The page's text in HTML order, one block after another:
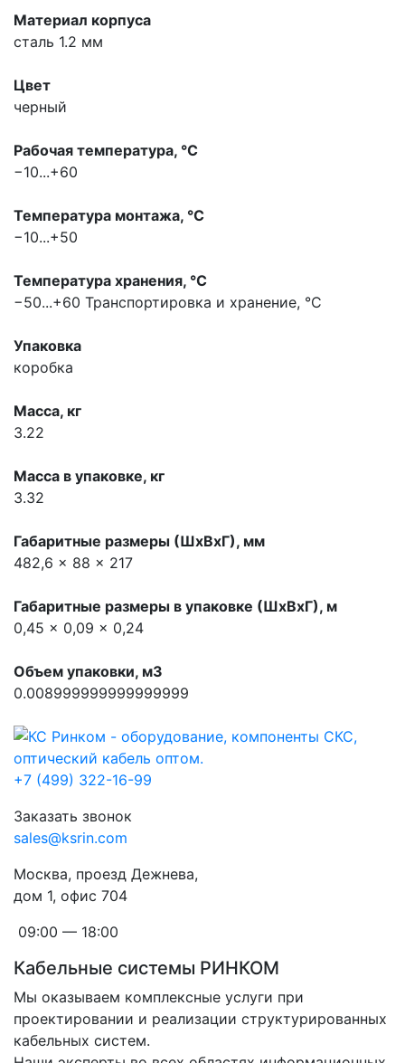
Материал корпуса
сталь 1.2 мм
Цвет
черный
Рабочая температура, °С
−10...+60
Температура монтажа, °С
−10...+50
Температура хранения, °С
−50...+60 Транспортировка и хранение, °С
Упаковка
коробка
Масса, кг
3.22
Масса в упаковке, кг
3.32
Габаритные размеры (ШхВхГ), мм
482,6 x 88 x 217
Габаритные размеры в упаковке (ШхВхГ), м
0,45 x 0,09 x 0,24
Объем упаковки, м3
0.008999999999999999
+7 (499) 322-16-99
Заказать звонок
sales@ksrin.com
Москва, проезд Дежнева,
дом 1, офис 704
09:00 — 18:00
Кабельные системы РИНКОМ
Мы оказываем комплексные услуги при
проектировании и реализации структурированных
кабельных систем.